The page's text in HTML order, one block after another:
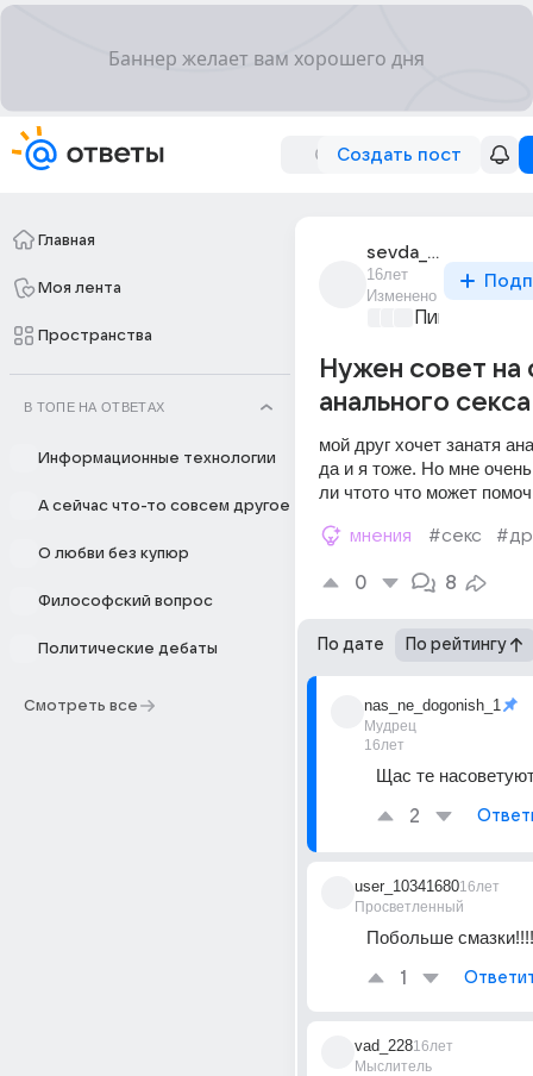
Создать пост
Главная
Моя лента
Пространства
В ТОПЕ НА ОТВЕТАХ
Информационные технологии
А сейчас что-то совсем другое
О любви без купюр
Философский вопрос
Политические дебаты
Смотреть все
sevda_dadawova
16лет
Изменено
Пикантно о
Нужен совет на
анального секса
мой друг хочет занатя
да и я тоже. Но мне
ли чтото что может
мнения #секс
0 8
По дате По рейтингу
nas_ne_dogonish_1
Мудрец
16лет
Щас те
2
user_10341680
Просветленный
16лет
Побольше смазки!!!!
1
vad_228
Мыслитель
16лет